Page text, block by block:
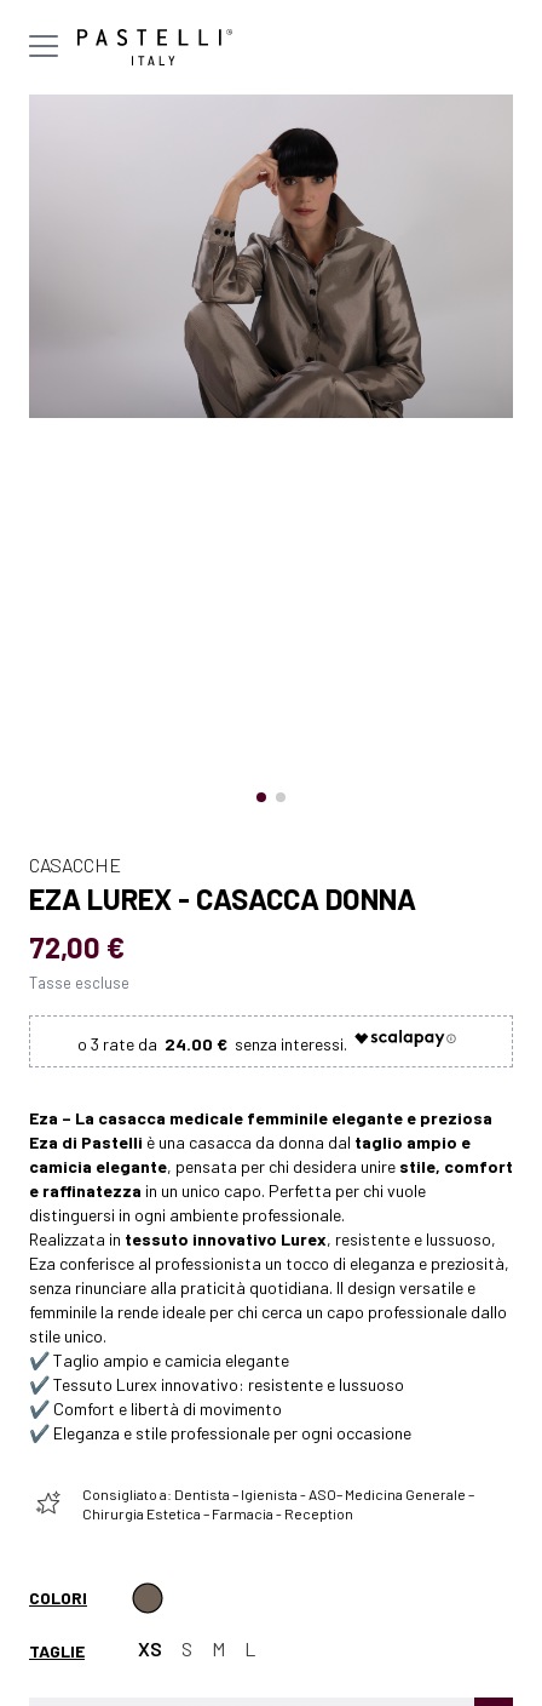
CASACCHE
EZA LUREX - CASACCA DONNA
72,00 €
Tasse escluse
24.00 €
Eza – La casacca medicale femminile elegante e preziosa
Eza di Pastelli è una casacca da donna dal taglio ampio e
camicia elegante, pensata per chi desidera unire stile, comfort
e raffinatezza in un unico capo. Perfetta per chi vuole
distinguersi in ogni ambiente professionale.
Realizzata in tessuto innovativo Lurex, resistente e lussuoso,
Eza conferisce al professionista un tocco di eleganza e preziosità,
senza rinunciare alla praticità quotidiana. Il design versatile e
femminile la rende ideale per chi cerca un capo professionale dallo
stile unico.
✔️ Taglio ampio e camicia elegante
✔️ Tessuto Lurex innovativo: resistente e lussuoso
✔️ Comfort e libertà di movimento
✔️ Eleganza e stile professionale per ogni occasione
Consigliato a: Dentista – Igienista - ASO– Medicina Generale –
Chirurgia Estetica – Farmacia - Reception
COLORI
TAGLIE XS S M L